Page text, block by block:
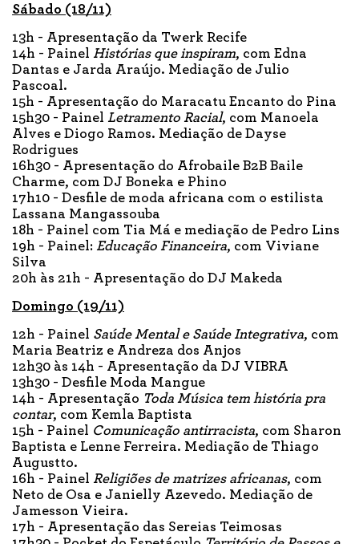
Sábado (18/11)
13h - Apresentação da Twerk Recife
14h - Painel Histórias que inspiram, com Edna
Dantas e Jarda Araújo. Mediação de Julio
Pascoal.
15h - Apresentação do Maracatu Encanto do Pina
15h30 - Painel Letramento Racial, com Manoela
Alves e Diogo Ramos. Mediação de Dayse
Rodrigues
16h30 - Apresentação do Afrobaile B2B Baile
Charme, com DJ Boneka e Phino
17h10 - Desfile de moda africana com o estilista
Lassana Mangassouba
18h - Painel com Tia Má e mediação de Pedro Lins
19h - Painel: Educação Financeira, com Viviane
Silva
20h às 21h - Apresentação do DJ Makeda
Domingo (19/11)
12h - Painel Saúde Mental e Saúde Integrativa, com
Maria Beatriz e Andreza dos Anjos
12h30 às 14h - Apresentação da DJ VIBRA
13h30 - Desfile Moda Mangue
14h - Apresentação Toda Música tem história pra
contar, com Kemla Baptista
15h - Painel Comunicação antirracista, com Sharon
Baptista e Lenne Ferreira. Mediação de Thiago
Augustto.
16h - Painel Religiões de matrizes africanas, com
Neto de Osa e Janielly Azevedo. Mediação de
Jamesson Vieira.
17h - Apresentação das Sereias Teimosas